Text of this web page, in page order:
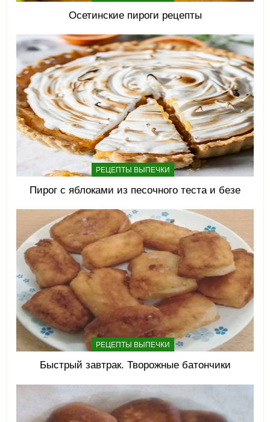
Осетинские пироги рецепты
РЕЦЕПТЫ ВЫПЕЧКИ
Пирог с яблоками из песочного теста и безе
РЕЦЕПТЫ ВЫПЕЧКИ
Быстрый завтрак. Творожные батончики